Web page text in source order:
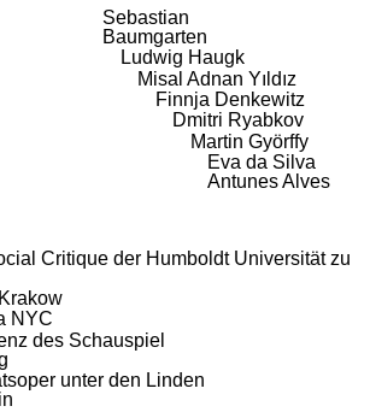
Sebastian
Baumgarten
Ludwig Haugk
Misal Adnan Yıldız
Finnja Denkewitz
Dmitri Ryabkov
Martin Györffy
Eva da Silva
Antunes Alves
Critique der Humboldt Universität zu
NYC
des Schauspiel
unter den Linden